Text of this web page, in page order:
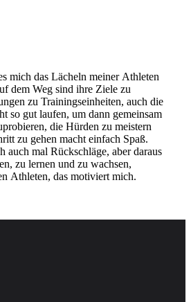
mich das Lächeln meiner Athleten
dem Weg sind ihre Ziele zu
zu Trainingseinheiten, auch die
so gut laufen, um dann gemeinsam
die Hürden zu meistern
zu gehen macht einfach Spaß.
auch mal Rückschläge, aber daraus
zu lernen und zu wachsen,
Athleten, das motiviert mich.